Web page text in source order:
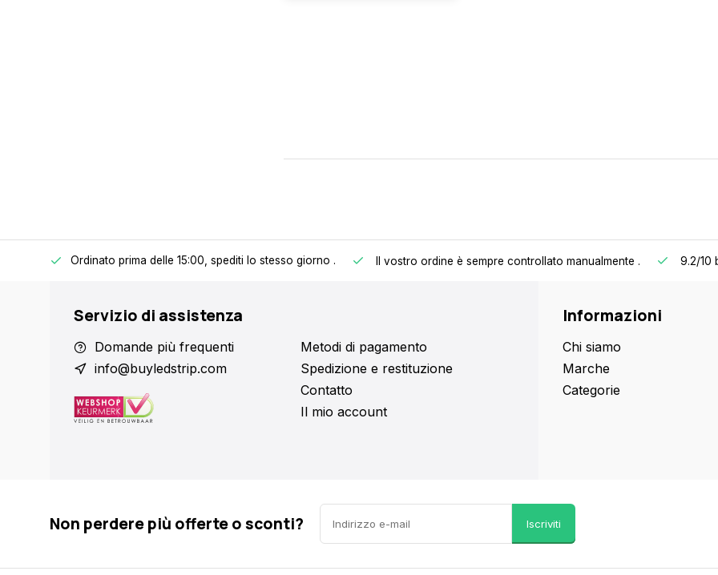
Ordinato prima delle 15:00, spediti lo stesso giorno . Il vostro ordine è sempre controllato manualmente . 9.2/10
Servizio di assistenza
Domande più frequenti
info@buyledstrip.com
Metodi di pagamento
Spedizione e restituzione
Contatto
Il mio account
Informazioni
Chi siamo
Marche
Categorie
Non perdere più offerte o sconti? Iscriviti